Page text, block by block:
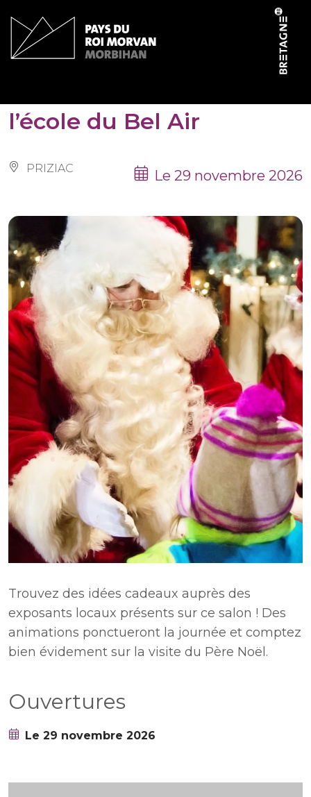
l’école du Bel Air
PRIZIAC Le 29 novembre 2026
Trouvez des idées cadeaux auprès des
exposants locaux présents sur ce salon ! Des
animations ponctueront la journée et comptez
bien évidement sur la visite du Père Noël.
Ouvertures
Le 29 novembre 2026